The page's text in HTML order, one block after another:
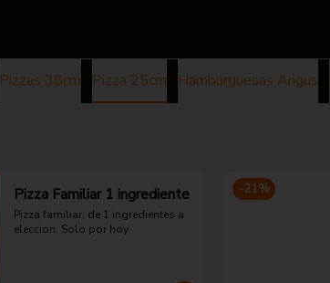
Pizzas 38cm Pizza 25cm Hamburguesas Angus
Pizza Familiar 1 ingrediente
Pizza familiar, de 1 ingredientes a
eleccion. Solo por hoy.
-21%